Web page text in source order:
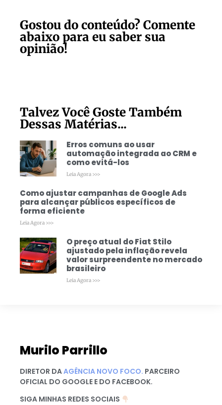
Gostou do conteúdo? Comente
abaixo para eu saber sua
opinião!
Talvez Você Goste Também
Dessas Matérias...
Erros comuns ao usar
automação integrada ao CRM e
como evitá-los
Leia Agora >>>
Como ajustar campanhas de Google Ads
para alcançar públicos específicos de
forma eficiente
Leia Agora >>>
O preço atual do Fiat Stilo
ajustado pela inflação revela
valor surpreendente no mercado
brasileiro
Leia Agora >>>
Murilo Parrillo
DIRETOR DAAGÊNCIA NOVO FOCO. PARCEIRO
OFICIAL DO GOOGLE E DO FACEBOOK.
SIGA MINHAS REDES SOCIAIS